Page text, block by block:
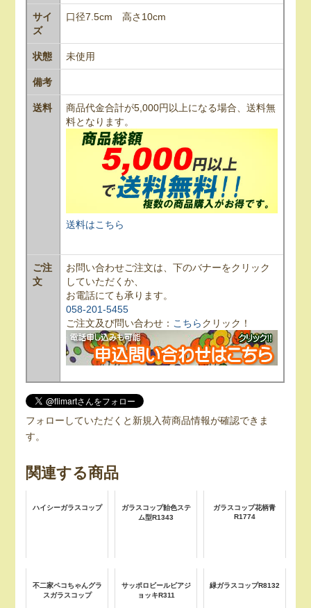
サイ
ズ
口径7.5cm 高さ10cm
状態 未使用
備考
送料
商品代金合計が5,000円以上になる場合、送料無
料となります。
送料はこちら
ご注
文
お問い合わせご注文は、下のバナーをクリック
していただくか、
お電話にても承ります。
058-201-5455
ご注文及び問い合わせ： こちらクリック！
フォローしていただくと新規入荷商品情報が確認できま
す。
関連する商品
ハイシーガラスコップ
ガラスコップ飴色ステ
ム型R1343
ガラスコップ花柄青
R1774
不二家ペコちゃんグラ
スガラスコップ
サッポロビールビアジ
ョッキR311
緑ガラスコップR8132